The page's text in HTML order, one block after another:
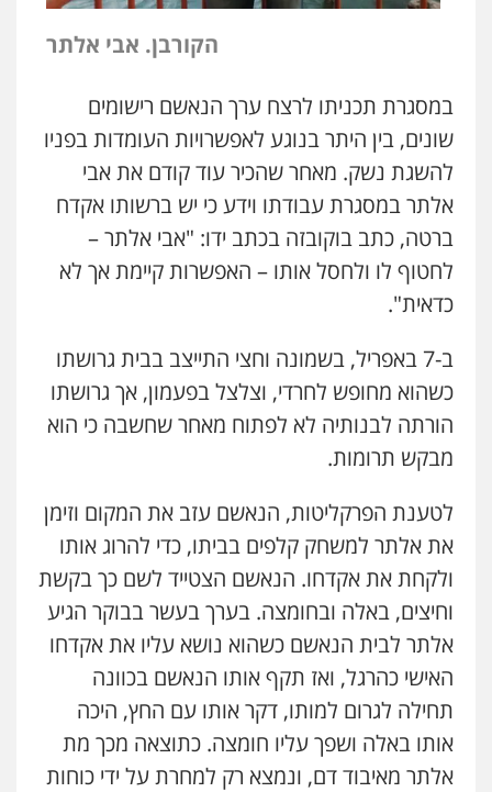
הקורבן. אבי אלתר
במסגרת תכניתו לרצח ערך הנאשם רישומים
שונים, בין היתר בנוגע לאפשרויות העומדות בפניו
להשגת נשק. מאחר שהכיר עוד קודם את אבי
אלתר במסגרת עבודתו וידע כי יש ברשותו אקדח
ברטה, כתב בוקובזה בכתב ידו: "אבי אלתר –
לחטוף לו ולחסל אותו – האפשרות קיימת אך לא
כדאית".
ב-7 באפריל, בשמונה וחצי התייצב בבית גרושתו
כשהוא מחופש לחרדי, וצלצל בפעמון, אך גרושתו
הורתה לבנותיה לא לפתוח מאחר שחשבה כי הוא
מבקש תרומות.
לטענת הפרקליטות, הנאשם עזב את המקום וזימן
את אלתר למשחק קלפים בביתו, כדי להרוג אותו
ולקחת את אקדחו. הנאשם הצטייד לשם כך בקשת
וחיצים, באלה ובחומצה. בערך בעשר בבוקר הגיע
אלתר לבית הנאשם כשהוא נושא עליו את אקדחו
האישי כהרגל, ואז תקף אותו הנאשם בכוונה
תחילה לגרום למותו, דקר אותו עם החץ, היכה
אותו באלה ושפך עליו חומצה. כתוצאה מכך מת
אלתר מאיבוד דם, ונמצא רק למחרת על ידי כוחות